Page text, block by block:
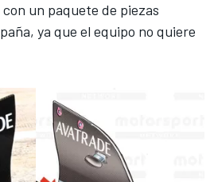
un paquete de piezas
ya que el equipo no quiere